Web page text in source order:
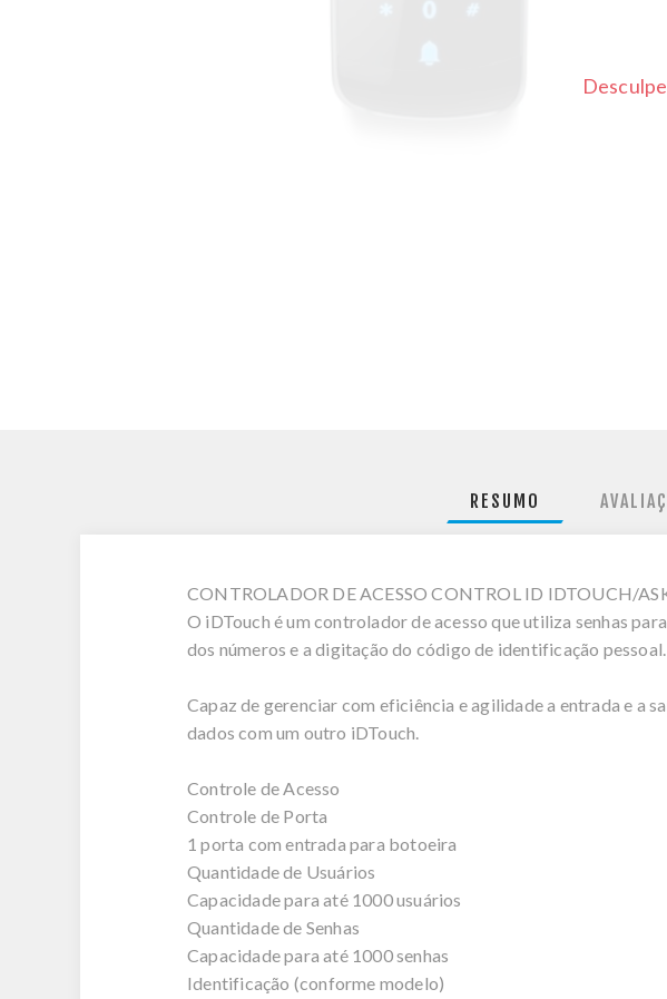
RESUMO
CONTROLADOR DE ACESSO CONTROL ID IDTOUCH/
O iDTouch é um controlador de acesso que utiliza senhas
dos números e a digitação do código de identificação pessoal.
Capaz de gerenciar com eficiência e agilidade a entrada e a
dados com um outro iDTouch.
Controle de Acesso
Controle de Porta
1 porta com entrada para botoeira
Quantidade de Usuários
Capacidade para até 1000 usuários
Quantidade de Senhas
Capacidade para até 1000 senhas
Identificação (conforme modelo)